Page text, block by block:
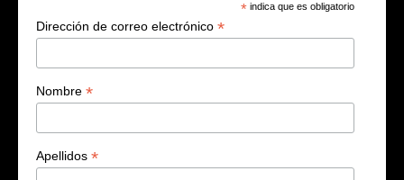
* indica que es obligatorio
Dirección de correo electrónico *
Nombre *
Apellidos *